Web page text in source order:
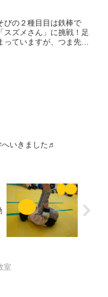
ドが！途中で違う動物
を...
びの２種目目は鉄棒で
スズメさん」に挑戦！足
ていますが、つま先ま
いきました♬
室